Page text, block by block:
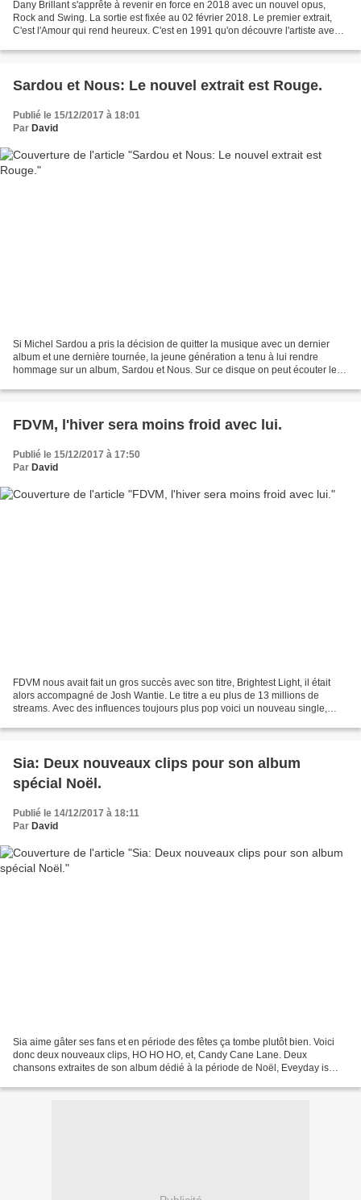
Dany Brillant s'apprête à revenir en force en 2018 avec un nouvel opus,
Rock and Swing. La sortie est fixée au 02 février 2018. Le premier extrait,
C'est l'Amour qui rend heureux. C'est en 1991 qu'on découvre l'artiste avec
Sardou et Nous: Le nouvel extrait est Rouge.
Publié le 15/12/2017 à 18:01
Par David
Si Michel Sardou a pris la décision de quitter la musique avec un dernier
album et une dernière tournée, la jeune génération a tenu à lui rendre
hommage sur un album, Sardou et Nous. Sur ce disque on peut écouter les
FDVM, l'hiver sera moins froid avec lui.
Publié le 15/12/2017 à 17:50
Par David
FDVM nous avait fait un gros succès avec son titre, Brightest Light, il était
alors accompagné de Josh Wantie. Le titre a eu plus de 13 millions de
streams. Avec des influences toujours plus pop voici un nouveau single,
Sia: Deux nouveaux clips pour son album
spécial Noël.
Publié le 14/12/2017 à 18:11
Par David
Sia aime gâter ses fans et en période des fêtes ça tombe plutôt bien. Voici
donc deux nouveaux clips, HO HO HO, et, Candy Cane Lane. Deux
chansons extraites de son album dédié à la période de Noël, Eveyday is